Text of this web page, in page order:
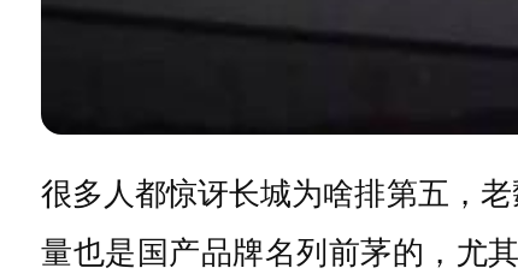
很多人都惊讶长城为啥排第五，
量也是国产品牌名列前茅的，尤